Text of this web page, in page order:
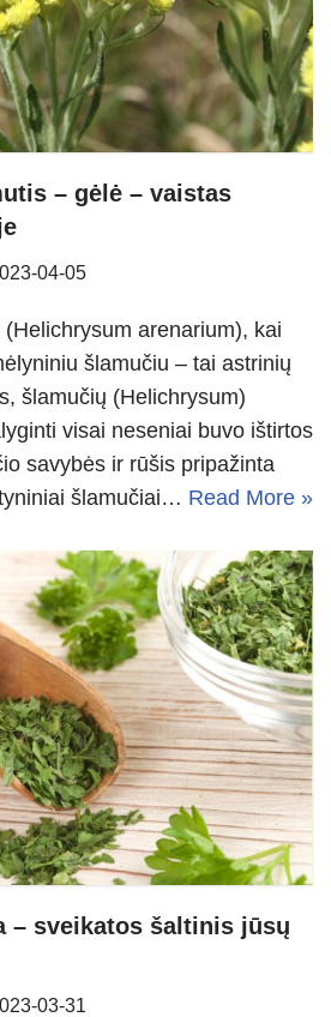
– gėlė – vaistas
04-05
arenarium), kai
šlamučiu – tai astrinių
šlamučių (Helichrysum)
visai neseniai buvo ištirtos
savybės ir rūšis pripažinta
šlamučiai… Read More »
– sveikatos šaltinis jūsų
03-31